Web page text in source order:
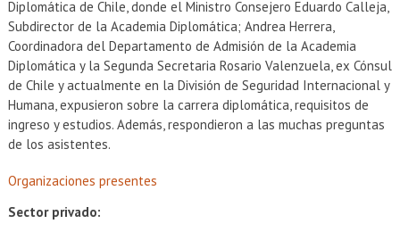
Diplomática de Chile, donde el Ministro Consejero Eduardo Calleja,
Subdirector de la Academia Diplomática; Andrea Herrera,
Coordinadora del Departamento de Admisión de la Academia
Diplomática y la Segunda Secretaria Rosario Valenzuela, ex Cónsul
de Chile y actualmente en la División de Seguridad Internacional y
Humana, expusieron sobre la carrera diplomática, requisitos de
ingreso y estudios. Además, respondieron a las muchas preguntas
de los asistentes.
Organizaciones presentes
Sector privado: